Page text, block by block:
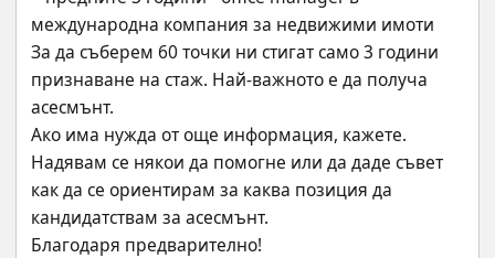
международна компания за недвижими имоти
За да съберем 60 точки ни стигат само 3 години
признаване на стаж. Най-важното е да получа
асесмънт.
Ако има нужда от още информация, кажете.
Надявам се някои да помогне или да даде съвет
как да се ориентирам за каква позиция да
кандидатствам за асесмънт.
Благодаря предварително!